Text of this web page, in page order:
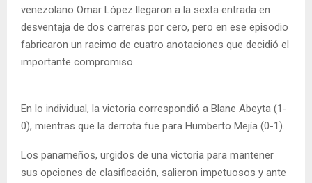
venezolano Omar López llegaron a la sexta entrada en
desventaja de dos carreras por cero, pero en ese episodio
fabricaron un racimo de cuatro anotaciones que decidió el
importante compromiso.
En lo individual, la victoria correspondió a Blane Abeyta (1-
0), mientras que la derrota fue para Humberto Mejía (0-1).
Los panameños, urgidos de una victoria para mantener
sus opciones de clasificación, salieron impetuosos y ante